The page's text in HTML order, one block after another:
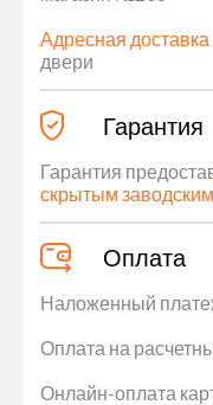
Адресная доставка
двери
Гарантия
Гарантия
скрытым
Оплата
Наложенный
Оплата на
Онлайн-оплата